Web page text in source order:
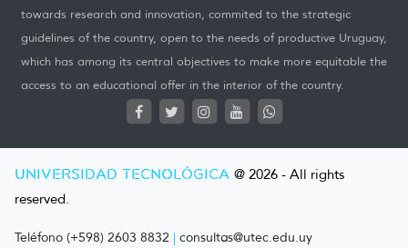
towards research and innovation, commited to the strategic
guidelines of the country, open to the needs of productive Uruguay,
which has among its central objectives to make more equitable the
access to an educational offer in the interior of the country.
UNIVERSIDAD TECNOLÓGICA @ 2026 - All rights
reserved.
Teléfono (+598) 2603 8832 | consultas@utec.edu.uy